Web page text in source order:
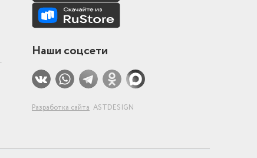
.
Наши соцсети
Разработка сайта ASTDESIGN